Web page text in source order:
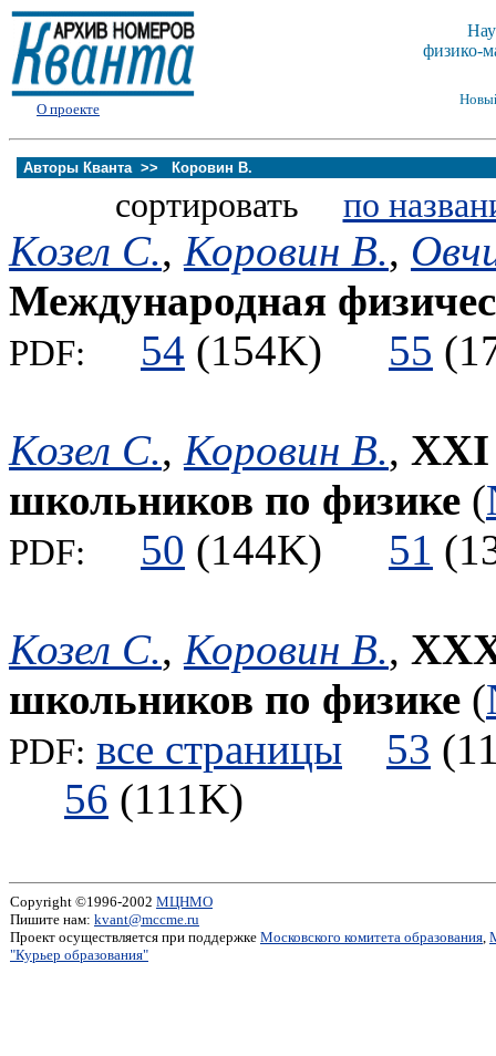
О проекте
физико-
Авторы Кванта >> Коровин В.
сортировать по
Козел С., Коровин В.,
Международная
PDF: 54 (154K) 55
Козел С., Коровин В., XXI
школьников по физике (
PDF: 50 (144K) 51
Козел С., Коровин В.,
школьников по физике (
PDF: все страницы 53
56 (111K)
Copyright ©1996-2002 МЦНМО
Пишите нам: kvant@mccme.ru
Проект осуществляется при поддержке Московского комитета образования,
"Курьер образования"